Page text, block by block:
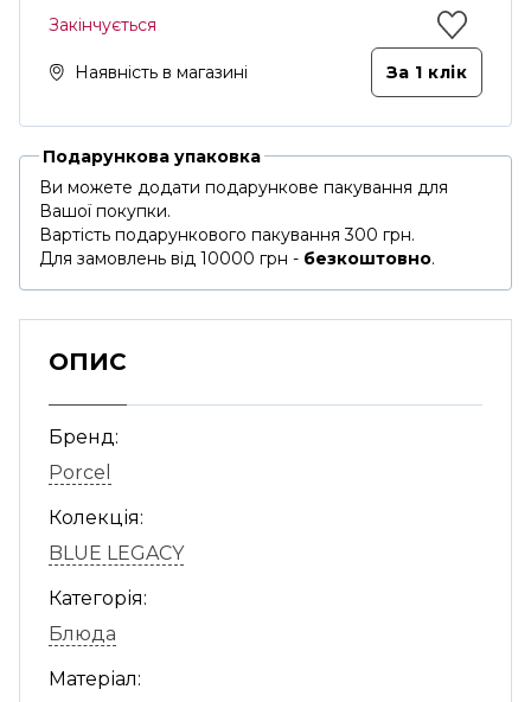
Закінчується
Наявність в магазині За 1 клiк
Подарункова упаковка
Ви можете додати подарункове пакування для
Вашої покупки.
Вартість подарункового пакування 300 грн.
Для замовлень від 10000 грн - безкоштовно.
ОПИС
Бренд:
Porcel
Колекція:
BLUE LEGACY
Категорія:
Блюда
Матеріал: